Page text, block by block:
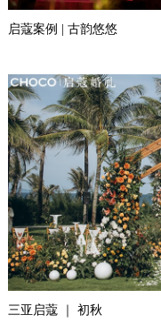
启蔻案例 | 古韵悠悠
三亚启蔻 ｜ 初秋